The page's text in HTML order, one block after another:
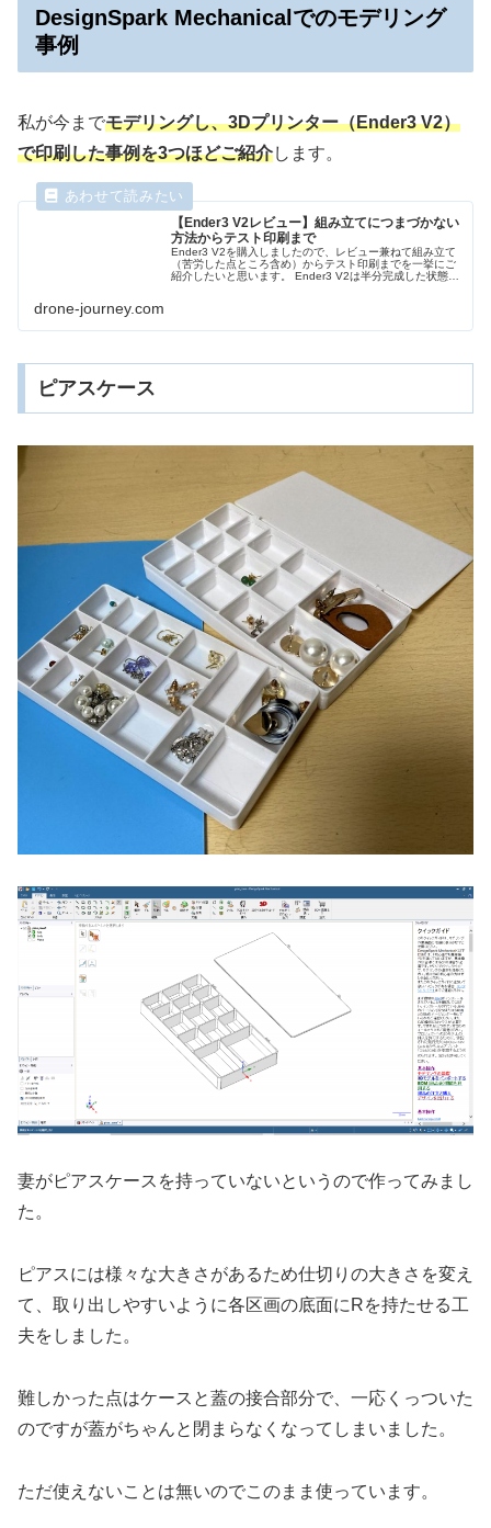
DesignSpark Mechanicalでのモデリング
事例
私が今までモデリングし、3Dプリンター（Ender3 V2）
で印刷した事例を3つほどご紹介します。
【Ender3 V2レビュー】組み立てにつまづかない
方法からテスト印刷まで
Ender3 V2を購入しましたので、レビュー兼ねて組み立て
（苦労した点ところ含め）からテスト印刷までを一挙にご
紹介したいと思います。 Ender3 V2は半分完成した状態で
drone-journey.com
ピアスケース
妻がピアスケースを持っていないというので作ってみまし
た。
ピアスには様々な大きさがあるため仕切りの大きさを変え
て、取り出しやすいように各区画の底面にRを持たせる工
夫をしました。
難しかった点はケースと蓋の接合部分で、一応くっついた
のですが蓋がちゃんと閉まらなくなってしまいました。
ただ使えないことは無いのでこのまま使っています。